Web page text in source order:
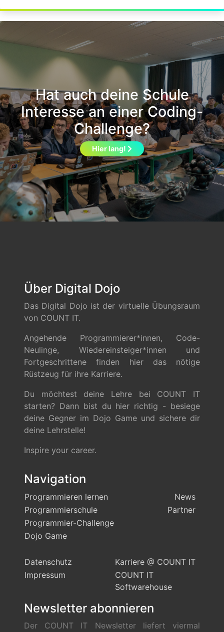
Hat auch deine Schule
Interesse an einer Coding-
Challenge?
Hier lang!
Über Digital Dojo
Das Digital Dojo ist der virtuelle Übungsraum
von COUNT IT.
Angehende Programmierer*innen, Code-
Neulinge, Wiedereinsteiger*innen und
Fortgeschrittene finden hier das nötige
Rüstzeug für ihre Karriere.
Du möchtest deine Lehre bei COUNT IT
starten? Dann bist du hier richtig - besiege
deine Gegner im Dojo Game und sichere dir
deine Lehrstelle!
Inspire your career.
Navigation
Programmieren lernen
News
Programmierschule
Partner
Programmier-Challenge
Dojo Game
Datenschutz
Karriere @ COUNT IT
Impressum
COUNT IT
Softwarehouse
Newsletter abonnieren
Der COUNT IT Newsletter liefert viermal